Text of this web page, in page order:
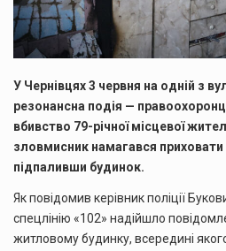
У Чернівцях 3 червня на одній з
резонансна подія —
вбивство 79-річної місцевої
зловмисник намагався приховати
підпаливши будинок.
Як повідомив керівник поліції
спецлінію «102» надійшло
житловому будинку, всередині